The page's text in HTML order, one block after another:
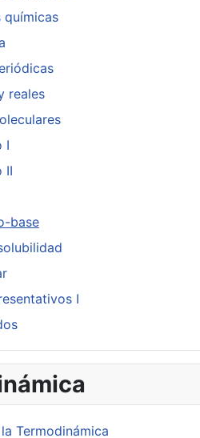
químicas
reales
I
II
base
I
Termodinámica